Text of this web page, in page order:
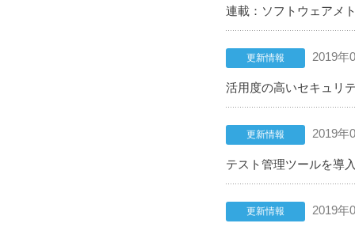
連載：ソフトウェアメ
更新情報 2019年
活用度の高いセキュリ
更新情報 2019年
テスト管理ツールを導
更新情報 2019年